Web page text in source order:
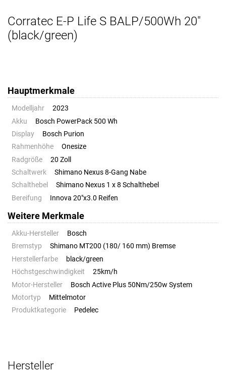
Corratec E-P Life S BALP/500Wh 20"
(black/green)
Hauptmerkmale
Modelljahr
2023
Akku
Bosch PowerPack 500 Wh
Display
Bosch Purion
Rahmenhöhe
Onesize
Radgröße
20 Zoll
Schaltwerk
Shimano Nexus 8-Gang Nabe
Schalthebel
Shimano Nexus 1 x 8 Schalthebel
Bereifung
Innova 20"x3.0 Reifen
Weitere Merkmale
Akku-Hersteller
Bosch
Bremstyp
Shimano MT200 (180/ 160 mm) Bremse
Herstellerfarbe
black/green
Höchstgeschwindigkeit
25km/h
Motor-Hersteller
Bosch Active Plus 50Nm/250w System
Motortyp
Mittelmotor
Produktkategorie
Pedelec
Hersteller